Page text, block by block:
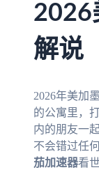
2026
解说
2026年美加
的公寓里，
内的朋友一
不会错过任
茄加速器看